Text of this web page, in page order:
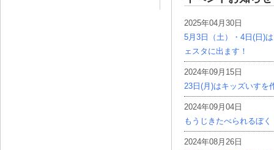
2025年04月30日
5月3日（土）・4日(日)
ェスタに出ます！
2024年09月15日
23日(月)はキッズいすを
2024年09月04日
もうじきたべられるぼく
2024年08月26日